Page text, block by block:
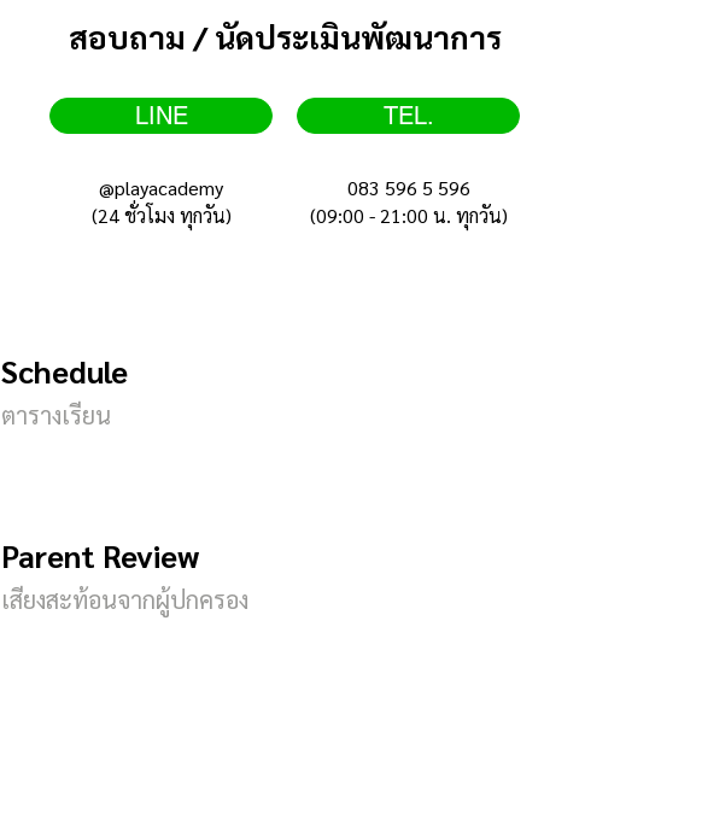
สอบถาม / นัดประเมินพัฒนาการ
LINE TEL.
@playacademy
(24 ชั่วโมง ทุกวัน)
083 596 5 596
(09:00 - 21:00 น. ทุกวัน)
Schedule
ตารางเรียน
Parent Review
เสียงสะท้อนจากผู้ปกครอง